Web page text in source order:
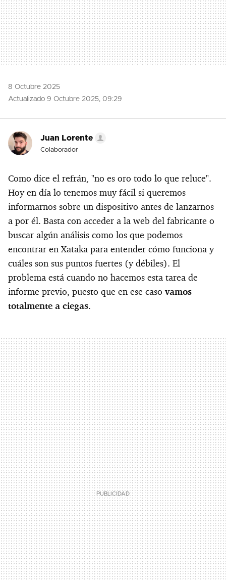
8 Octubre 2025
Actualizado 9 Octubre 2025, 09:29
Juan Lorente
Colaborador
Como dice el refrán, "no es oro todo lo que reluce".
Hoy en día lo tenemos muy fácil si queremos
informarnos sobre un dispositivo antes de lanzarnos
a por él. Basta con acceder a la web del fabricante o
buscar algún análisis como los que podemos
encontrar en Xataka para entender cómo funciona y
cuáles son sus puntos fuertes (y débiles). El
problema está cuando no hacemos esta tarea de
informe previo, puesto que en ese casovamos
totalmente a ciegas.